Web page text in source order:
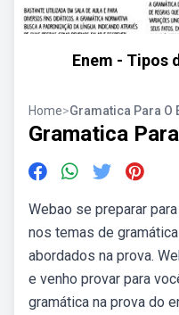
Enem - Tipos
Home>Gramatica Para O
Gramatica
Webao se preparar
nos temas de
abordados na prova.
e venho provar para
gramática na prova do